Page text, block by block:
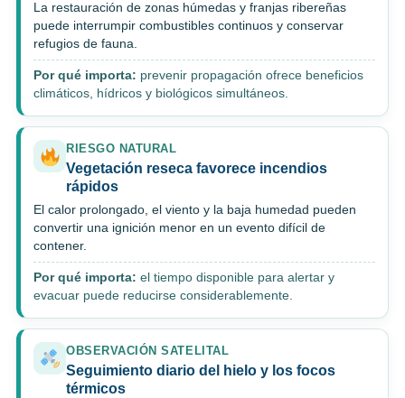
La restauración de zonas húmedas y franjas ribereñas
puede interrumpir combustibles continuos y conservar
refugios de fauna.
Por qué importa: prevenir propagación ofrece beneficios
climáticos, hídricos y biológicos simultáneos.
RIESGO NATURAL
Vegetación reseca favorece incendios
rápidos
El calor prolongado, el viento y la baja humedad pueden
convertir una ignición menor en un evento difícil de
contener.
Por qué importa: el tiempo disponible para alertar y
evacuar puede reducirse considerablemente.
OBSERVACIÓN SATELITAL
Seguimiento diario del hielo y los focos
térmicos